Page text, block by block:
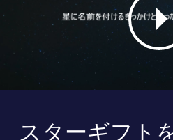
スターギフト